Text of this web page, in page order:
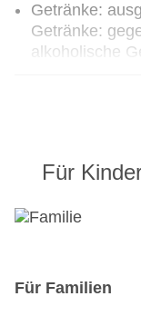
Getränke:
Getränke:
alkoholische
ausgewählte
Restaurants: 3
landestypisch,
Gebühr,
Für
Für Familien